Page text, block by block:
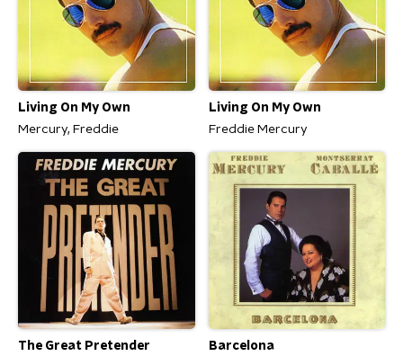
Living On My Own
Mercury, Freddie
Living On My Own
Freddie Mercury
The Great Pretender
Barcelona